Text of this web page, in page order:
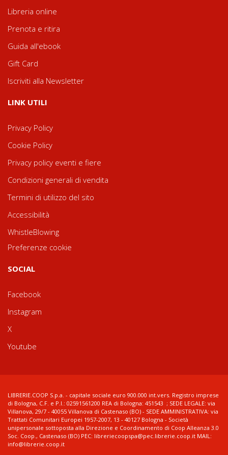
Libreria online
Prenota e ritira
Guida all'ebook
Gift Card
Iscriviti alla Newsletter
LINK UTILI
Privacy Policy
Cookie Policy
Privacy policy eventi e fiere
Condizioni generali di vendita
Termini di utilizzo del sito
Accessibilità
WhistleBlowing
Preferenze cookie
SOCIAL
Facebook
Instagram
X
Youtube
LIBRERIE.COOP S.p.a. - capitale sociale euro 900.000 int.vers. Registro imprese
di Bologna, C.F. e P.I.: 02591561200 REA di Bologna: 451543 ; SEDE LEGALE: via
Villanova, 29/7 - 40055 Villanova di Castenaso (BO) - SEDE AMMINISTRATIVA: via
Trattati Comunitari Europei 1957-2007, 13 - 40127 Bologna - Società
unipersonale sottoposta alla Direzione e Coordinamento di Coop Alleanza 3.0
Soc. Coop., Castenaso (BO) PEC: libreriecoopspa@pec.librerie.coop.it MAIL:
info@librerie.coop.it